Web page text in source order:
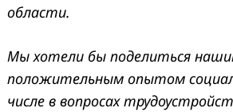
области.
Мы хотели бы поделиться
положительным опытом
числе в вопросах